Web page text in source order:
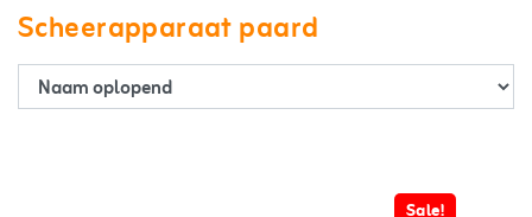
Scheerapparaat paard